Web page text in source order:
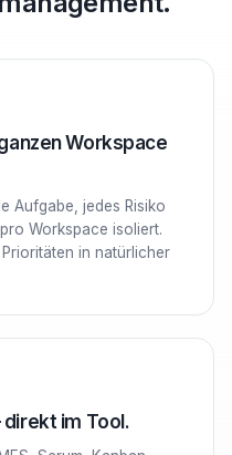
Workspace
Aufgabe, jedes Risiko
Workspace isoliert.
in natürlicher
direkt im Tool.